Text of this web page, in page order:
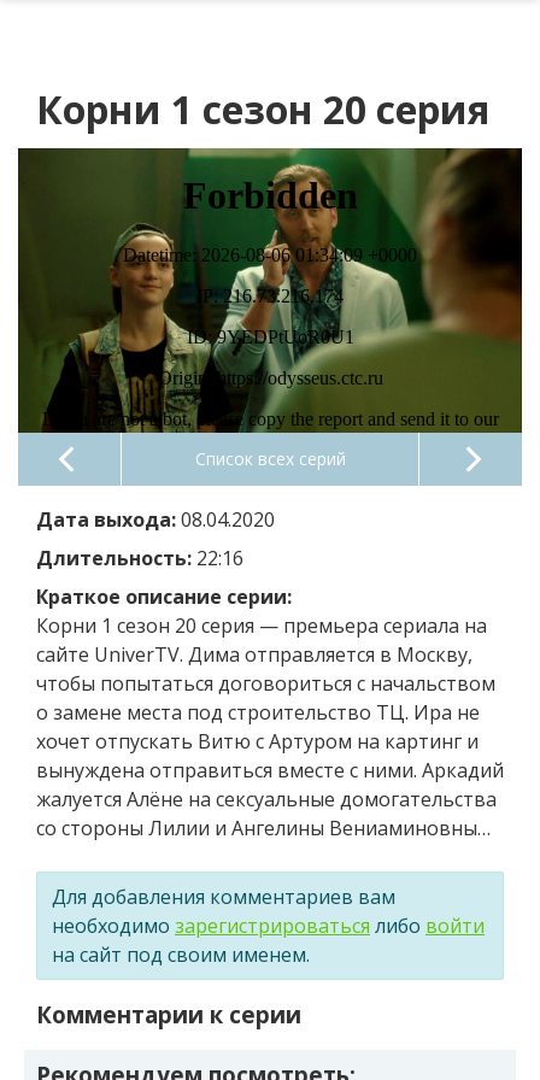
Корни 1 сезон 20 серия
Список всех серий
Дата выхода:08.04.2020
Длительность: 22:16
Краткое описание серии:
Корни 1 сезон 20 серия — премьера сериала на
сайте UniverTV. Дима отправляется в Москву,
чтобы попытаться договориться с начальством
о замене места под строительство ТЦ. Ира не
хочет отпускать Витю с Артуром на картинг и
вынуждена отправиться вместе с ними. Аркадий
жалуется Алёне на сексуальные домогательства
со стороны Лилии и Ангелины Вениаминовны…
Для добавления комментариев вам
необходимо зарегистрироваться либо войти
на сайт под своим именем.
Комментарии к серии